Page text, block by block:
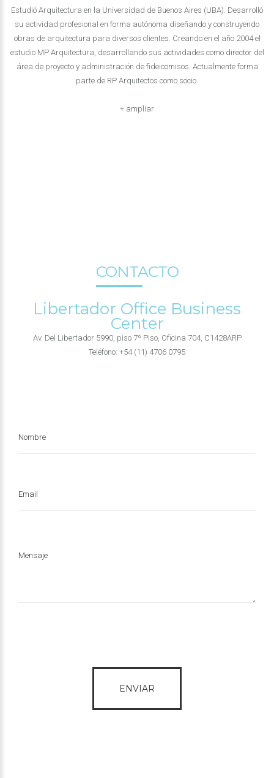
Estudió Arquitectura en la Universidad de Buenos Aires (UBA). Desarrolló
su actividad profesional en forma autónoma diseñando y construyendo
obras de arquitectura para diversos clientes. Creando en el año 2004 el
estudio MP Arquitectura, desarrollando sus actividades como director del
área de proyecto y administración de fideicomisos. Actualmente forma
parte de RP Arquitectos como socio.
+ ampliar
CONTACTO
Libertador Office Business
Center
Av. Del Libertador 5990, piso 7º Piso, Oficina 704, C1428ARP
Teléfono: +54 (11) 4706 0795
Nombre
Email
Mensaje
ENVIAR